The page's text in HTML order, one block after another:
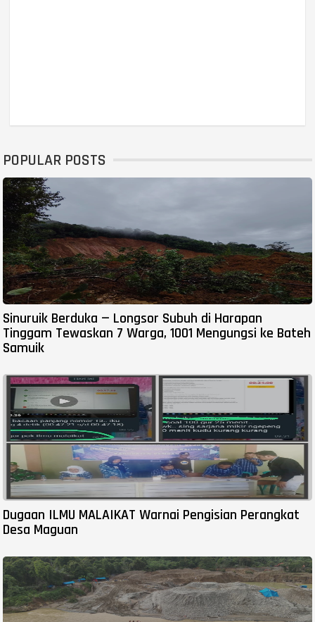
POPULAR POSTS
Sinuruik Berduka — Longsor Subuh di Harapan
Tinggam Tewaskan 7 Warga, 1001 Mengungsi ke Bateh
Samuik
Dugaan ILMU MALAIKAT Warnai Pengisian Perangkat
Desa Maguan